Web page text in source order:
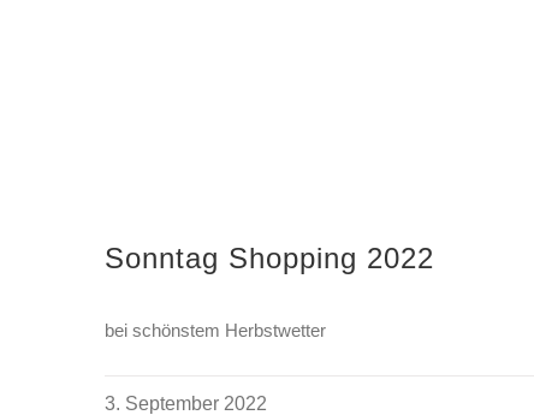
Sonntag Shopping 2022
bei schönstem Herbstwetter
3. September 2022